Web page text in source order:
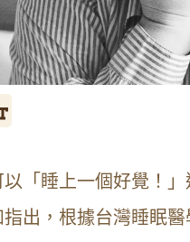
「睡上一個好覺！
出，根據台灣睡眠